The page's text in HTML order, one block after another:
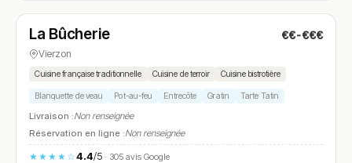
N° 28
La Bûcherie €€-€€€
Vierzon
Cuisine française traditionnelle Cuisine de terroir Cuisine bistrotière
Blanquette de veau Pot-au-feu Entrecôte Gratin Tarte Tatin
Livraison :Non renseignée
Réservation en ligne :Non renseignée
★★★★☆4.4/5· 305 avis Google